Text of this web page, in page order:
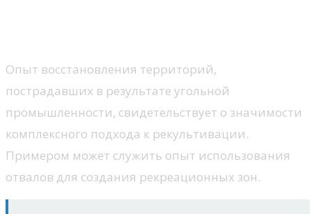
Опыт восстановления территорий,
пострадавших в результате угольной
промышленности, свидетельствует о значимости
комплексного подхода к рекультивации.
Примером может служить опыт использования
отвалов для создания рекреационных зон.